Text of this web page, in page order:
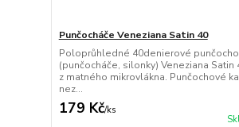
Punčocháče Veneziana Satin 40
Poloprůhledné 40denierové
(punčocháče, silonky) Veneziana Satin
z matného mikrovlákna. Punčochové
nez...
179 Kč/ks